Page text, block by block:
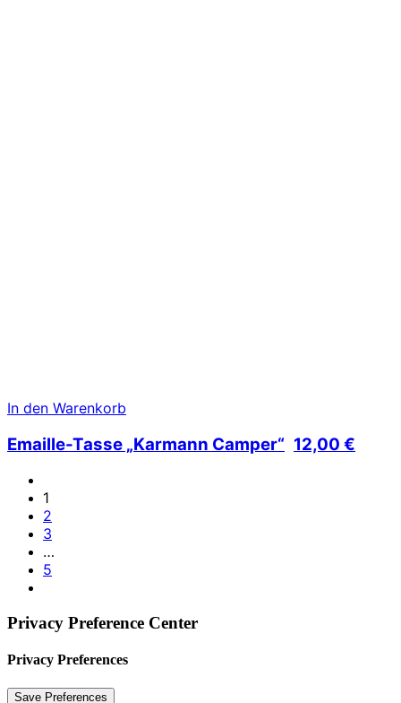
In den Warenkorb
Emaille-Tasse „Karmann Camper“ 12,00 €
1
2
3
…
5
Privacy Preference Center
Privacy Preferences